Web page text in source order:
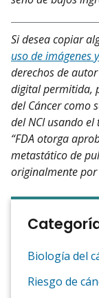
Si desea copiar
uso de imágenes
derechos de
digital permitida,
del Cáncer como
del NCI usando
“FDA otorga
metastático de
originalmente por
Biología del
Riesgo de